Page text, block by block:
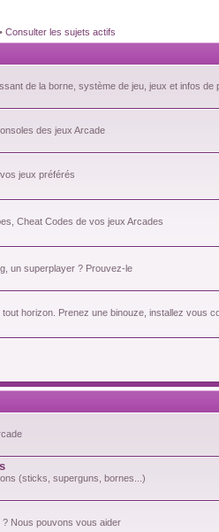
• Consulter les sujets actifs
de la borne, système de jeu, jeux et infos de
des jeux Arcade
jeux préférés
Cheat Codes de vos jeux Arcades
un superplayer ? Prouvez-le
horizon. Prenez une binouze, installez vous
(sticks, superguns, bornes...)
Nous pouvons vous aider